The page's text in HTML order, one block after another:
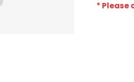
* Please